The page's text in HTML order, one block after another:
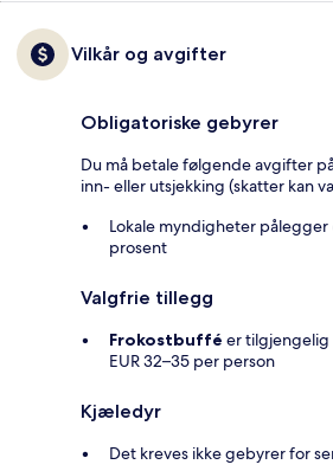
Vilkår og avgifter
Obligatoriske gebyrer
Du må betale følgende avgifter
inn- eller utsjekking (skatter kan
Lokale myndigheter pålegger
prosent
Valgfrie tillegg
Frokostbuffé er
EUR 32–35 per person
Kjæledyr
Det kreves ikke gebyrer for